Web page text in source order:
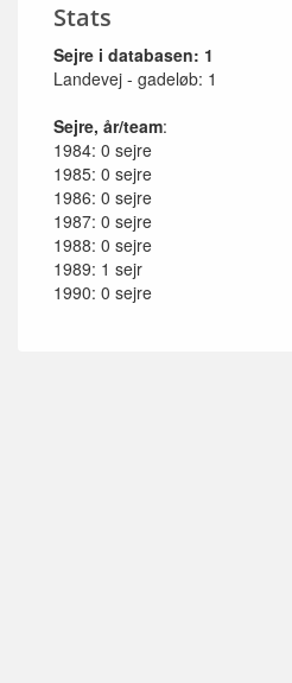
Stats
Sejre i databasen: 1
Landevej - gadeløb: 1
Sejre, år/team:
1984: 0 sejre
1985: 0 sejre
1986: 0 sejre
1987: 0 sejre
1988: 0 sejre
1989: 1 sejr
1990: 0 sejre